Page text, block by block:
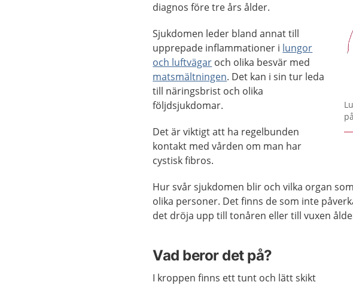
diagnos före tre års ålder.
Sjukdomen leder bland annat till
upprepade inflammationer i lungor
och luftvägar och olika besvär med
matsmältningen. Det kan i sin tur leda
till näringsbrist och olika
följdsjukdomar.
Det är viktigt att ha regelbunden
kontakt med vården om man har
cystisk fibros.
Hur svår sjukdomen blir och vilka organ
olika personer. Det finns de som inte
det dröja upp till tonåren eller till vuxen
Vad beror det på?
I kroppen finns ett tunt och lätt skikt